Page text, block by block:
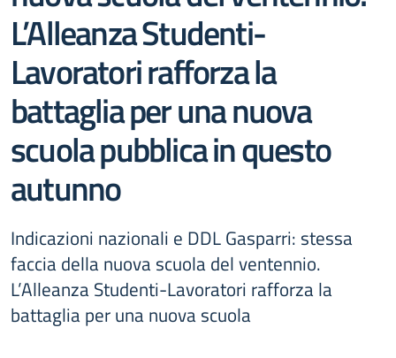
L’Alleanza Studenti-
Lavoratori rafforza la
battaglia per una nuova
scuola pubblica in questo
autunno
Indicazioni nazionali e DDL Gasparri: stessa
faccia della nuova scuola del ventennio.
L’Alleanza Studenti-Lavoratori rafforza la
battaglia per una nuova scuola